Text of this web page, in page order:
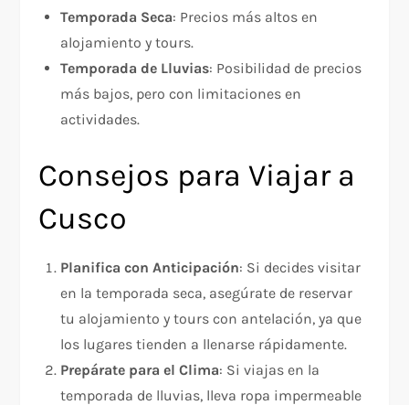
Temporada Seca: Precios más altos en
alojamiento y tours.
Temporada de Lluvias: Posibilidad de precios
más bajos, pero con limitaciones en
actividades.
Consejos para Viajar a
Cusco
Planifica con Anticipación: Si decides visitar
en la temporada seca, asegúrate de reservar
tu alojamiento y tours con antelación, ya que
los lugares tienden a llenarse rápidamente.
Prepárate para el Clima: Si viajas en la
temporada de lluvias, lleva ropa impermeable